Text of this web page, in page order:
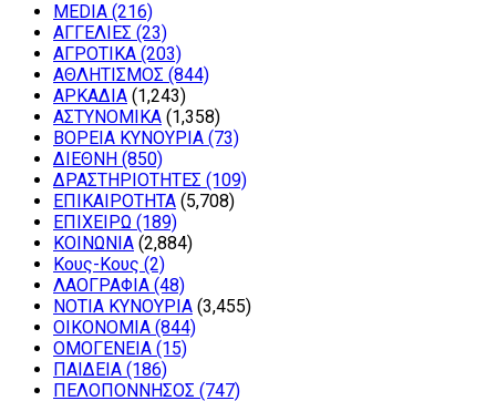
MEDIA (216)
ΑΓΓΕΛΙΕΣ (23)
ΑΓΡΟΤΙΚΑ (203)
ΑΘΛΗΤΙΣΜΟΣ (844)
ΑΡΚΑΔΙΑ (1,243)
ΑΣΤΥΝΟΜΙΚΑ (1,358)
ΒΟΡΕΙΑ ΚΥΝΟΥΡΙΑ (73)
ΔΙΕΘΝΗ (850)
ΔΡΑΣΤΗΡΙΟΤΗΤΕΣ (109)
ΕΠΙΚΑΙΡΟΤΗΤΑ (5,708)
ΕΠΙΧΕΙΡΩ (189)
ΚΟΙΝΩΝΙΑ (2,884)
Κους-Κους (2)
ΛΑΟΓΡΑΦΙΑ (48)
ΝΟΤΙΑ ΚΥΝΟΥΡΙΑ (3,455)
ΟΙΚΟΝΟΜΙΑ (844)
ΟΜΟΓΕΝΕΙΑ (15)
ΠΑΙΔΕΙΑ (186)
ΠΕΛΟΠΟΝΝΗΣΟΣ (747)